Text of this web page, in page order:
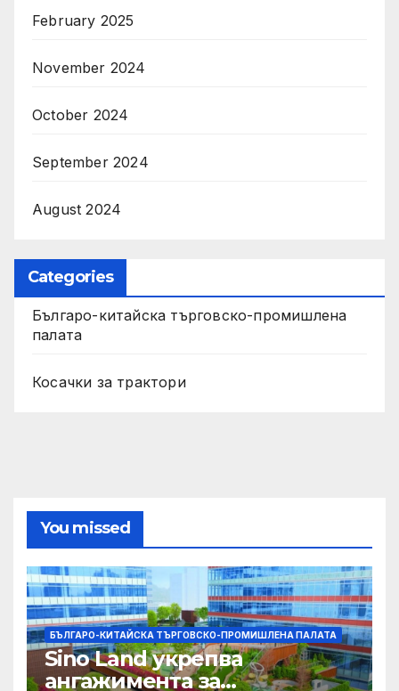
February 2025
November 2024
October 2024
September 2024
August 2024
Categories
Българо-китайска търговско-промишлена
палата
Косачки за трактори
You missed
БЪЛГАРО-КИТАЙСКА ТЪРГОВСКО-ПРОМИШЛЕНА ПАЛАТА
Sino Land укрепва
ангажимента за